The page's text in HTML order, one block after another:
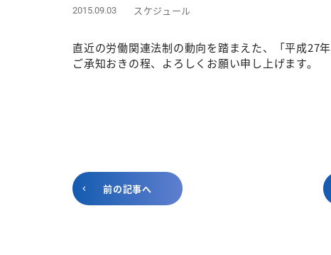
2015.09.03 スケジュール
直近の労働関連法制の動向を踏まえた、「平成27
ご承知おきの程、よろしくお願い申し上げます。
前の記事へ